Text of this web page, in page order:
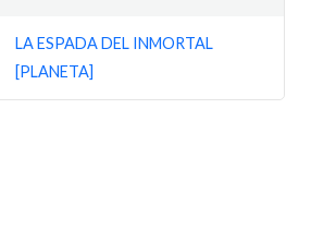
LA ESPADA DEL INMORTAL
[PLANETA]